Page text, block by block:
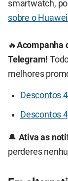
smartwatch,
sobre o
🔥Acompanha
Telegram!
melhores
Descontos
Descontos
🔔 Ativa as
perderes